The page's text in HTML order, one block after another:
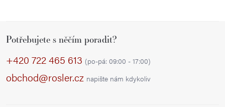
Potřebujete s něčím poradit?
+420 722 465 613 (po-pá: 09:00 - 17:00)
obchod@rosler.cz napište nám kdykoliv